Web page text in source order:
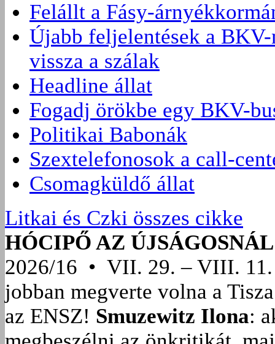
Felállt a Fásy-
Újabb feljelentések a
vissza a szálak
Headline állat
Fogadj örökbe egy BKV-
Politikai Babonák
Szextelefonosok a call-
Csomagküldő állat
Litkai és Czki összes cikke
HÓCIPŐ AZ ÚJSÁGOSNÁL
2026/16 • VII. 29. – VIII. 11.
jobban megverte volna a
az ENSZ! Smuzewitz Ilona: